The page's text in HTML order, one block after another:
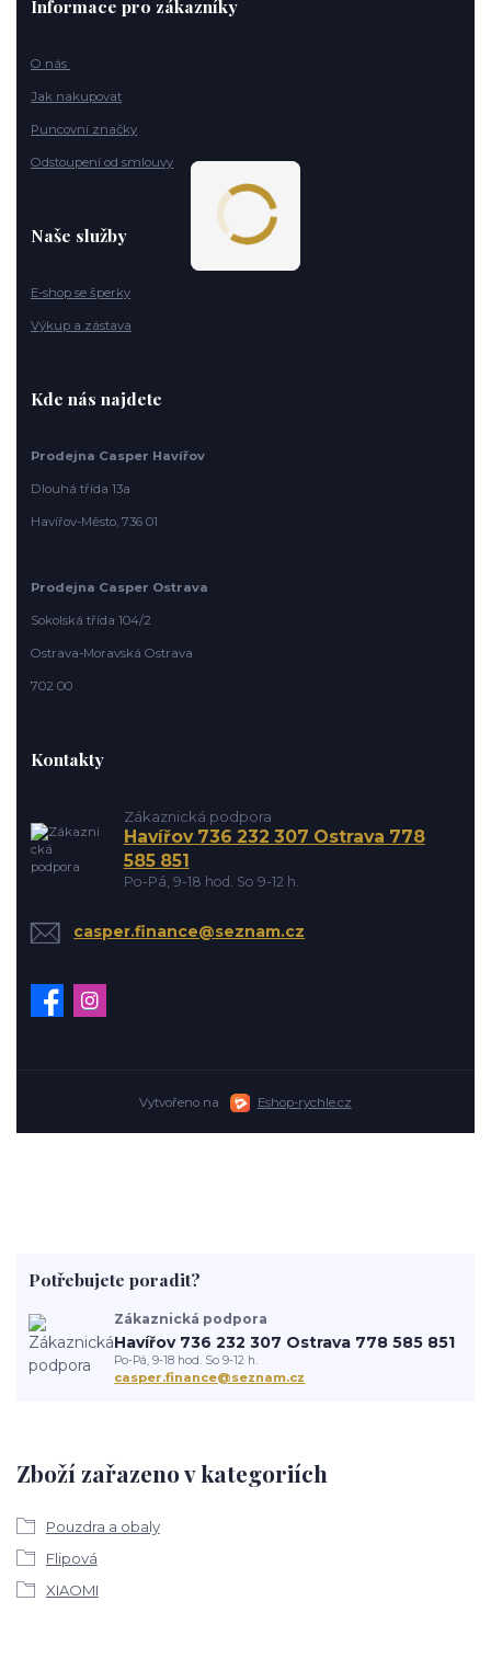
Informace pro zákazníky
O nás
Jak nakupovat
Puncovní značky
Odstoupení od smlouvy
Naše služby
E-shop se šperky
Výkup a zástava
Kde nás najdete
Prodejna Casper Havířov
Dlouhá třída 13a
Havířov-Město, 736 01
Prodejna Casper Ostrava
Sokolská třída 104/2
Ostrava-Moravská Ostrava
702 00
Kontakty
Zákaznická podpora
Havířov 736 232 307 Ostrava 778
585 851
Po-Pá, 9-18 hod. So 9-12 h.
casper.finance@seznam.cz
Vytvořeno na Eshop-rychle.cz
Zboží zařazeno v kategoriích
Pouzdra a obaly
Flipová
XIAOMI
Potřebujete poradit?
Zákaznická podpora
Havířov 736 232 307 Ostrava 778 585 851
Po-Pá, 9-18 hod. So 9-12 h.
casper.finance@seznam.cz